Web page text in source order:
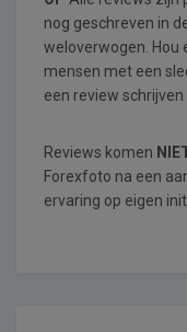
nog geschreven in
weloverwogen. Hou
mensen met een
een review
Reviews komen
Forexfoto na een
ervaring op eigen